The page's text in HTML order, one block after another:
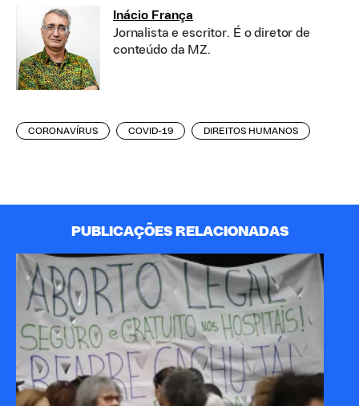
Inácio França
Jornalista e escritor. É o diretor de
conteúdo da MZ.
CORONAVÍRUS COVID-19 DIREITOS HUMANOS
PUBLICAÇÕES RELACIONADAS